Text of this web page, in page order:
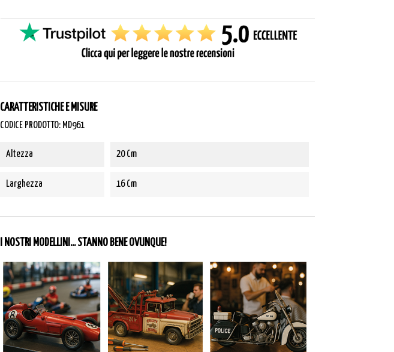
CARATTERISTICHE E MISURE
CODICE PRODOTTO: MD961
Altezza 20 Cm
Larghezza 16 Cm
I NOSTRI MODELLINI... STANNO BENE OVUNQUE!